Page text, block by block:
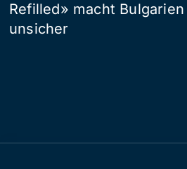
Refilled» macht Bulgarien
unsicher